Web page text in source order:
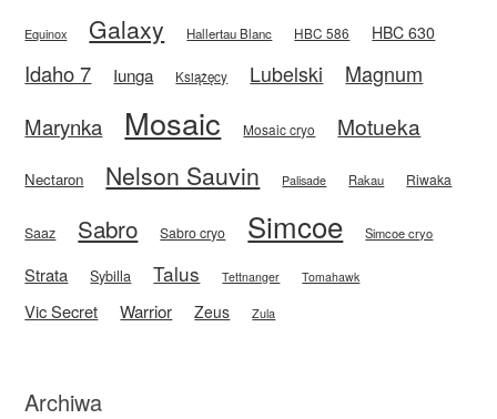
Equinox Galaxy Hallertau Blanc HBC 586 HBC 630
Idaho 7 Iunga Książęcy Lubelski
Magnum
Marynka
Mosaic Mosaic cryo Motueka
Nectaron Nelson Sauvin Palisade Rakau Riwaka
Saaz Sabro Sabro cryo Simcoe Simcoe cryo
Strata Sybilla Talus Tettnanger Tomahawk
Vic Secret Warrior Zeus Zula
Archiwa